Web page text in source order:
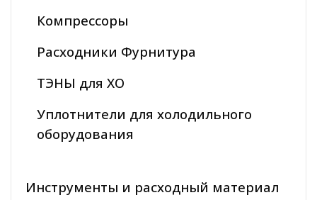
Компрессоры
Расходники Фурнитура
ТЭНЫ для ХО
Уплотнители для холодильного
оборудования
Инструменты и расходный материал